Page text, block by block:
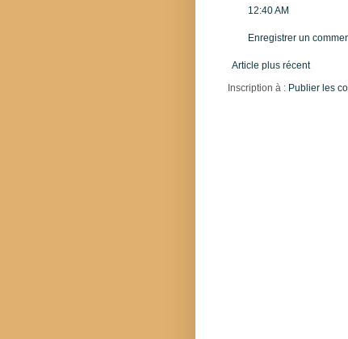
12:40 AM
Enregistrer un
Article plus récent
Inscription à : Publier les